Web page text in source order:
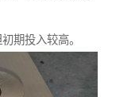
期投入较高。